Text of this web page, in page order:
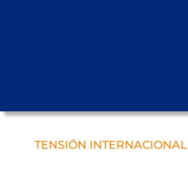
TENSIÓN INTERNACIONAL